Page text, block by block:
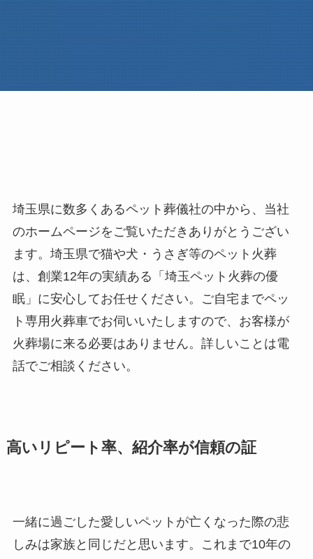
埼玉県に数多くあるペット葬儀社の中から、当社
のホームページをご覧いただきありがとうござい
ます。埼玉県で猫や犬・うさぎ等のペット火葬
は、創業12年の実績ある「埼玉ペット火葬の優
眠」に安心してお任せください。ご自宅までペッ
ト専用火葬車でお伺いいたしますので、お客様が
火葬場に来る必要はありません。詳しいことは電
話でご相談ください。
高いリピート率、紹介率が信頼の証
一緒に過ごした愛しいペットが亡くなった際の悲
しみは家族と同じだと思います。これまで10年の